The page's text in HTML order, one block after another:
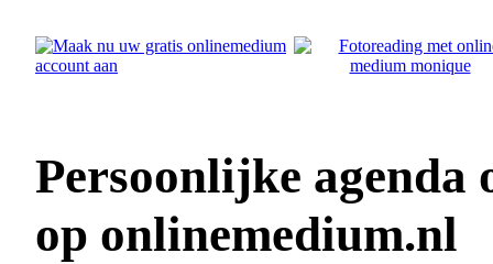
Persoonlijke agenda
op onlinemedium.nl